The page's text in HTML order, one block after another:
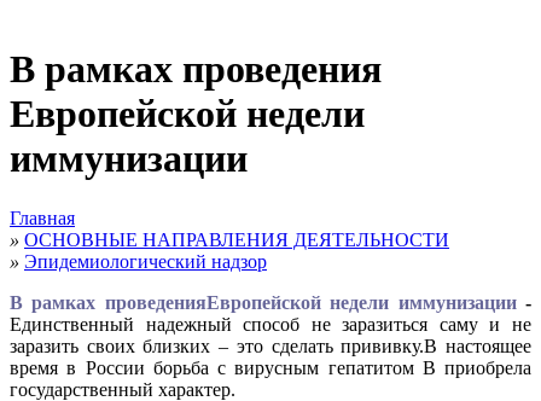
В рамках проведения
Европейской недели
иммунизации
Главная
» ОСНОВНЫЕ НАПРАВЛЕНИЯ ДЕЯТЕЛЬНОСТИ
» Эпидемиологический надзор
В рамках проведенияЕвропейской недели иммунизации-
Единственный надежный способ не заразиться саму и не
заразить своих близких – это сделать прививку.В настоящее
время в России борьба с вирусным гепатитом В приобрела
государственный характер.